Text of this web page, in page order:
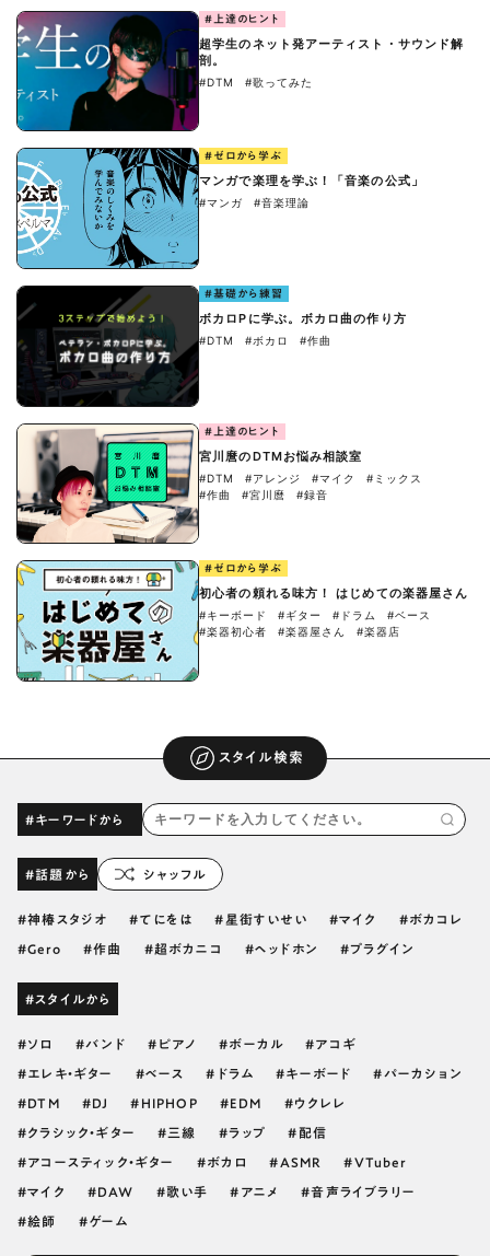
#上達のヒント
超学生のネット発アーティスト・サウンド解
剖。
#DTM #歌ってみた
#ゼロから学ぶ
マンガで楽理を学ぶ！「音楽の公式」
#マンガ #音楽理論
#基礎から練習
ボカロPに学ぶ。ボカロ曲の作り方
#DTM #ボカロ #作曲
#上達のヒント
宮川麿のDTMお悩み相談室
#DTM #アレンジ #マイク
#ミックス
#作曲
#宮川麿 #録音
#ゼロから学ぶ
初心者の頼れる味方！ はじめての楽器屋さん
#キーボード #ギター #ドラム
#ベース
#楽器初心者
#楽器屋さん #楽器店
スタイル検索
#キーワードから
#話題から シャッフル
神椿スタジオ てにをは 星街すいせい マイク ボカコレ
Gero 作曲 超ボカニコ ヘッドホン プラグイン
#スタイルから
ソロ バンド ピアノ ボーカル アコギ
エレキ・ギター ベース ドラム キーボード パーカション
DTM DJ HIPHOP EDM ウクレレ
クラシック・ギター 三線 ラップ 配信
アコースティック・ギター ボカロ ASMR VTuber
マイク DAW 歌い手 アニメ 音声ライブラリー
絵師 ゲーム